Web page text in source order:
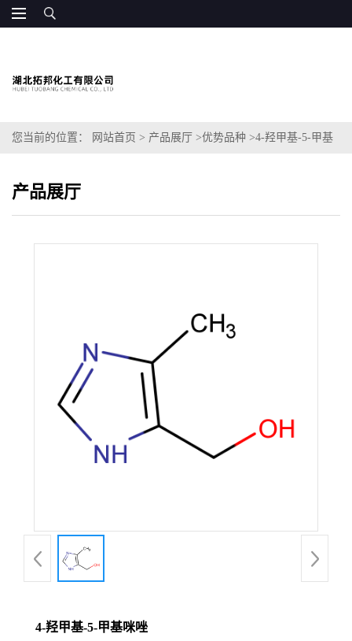
您当前的位置： 网站首页 > 产品展厅 >优势品种 >4-羟甲基-5-甲基
产品展厅
4-羟甲基-5-甲基咪唑